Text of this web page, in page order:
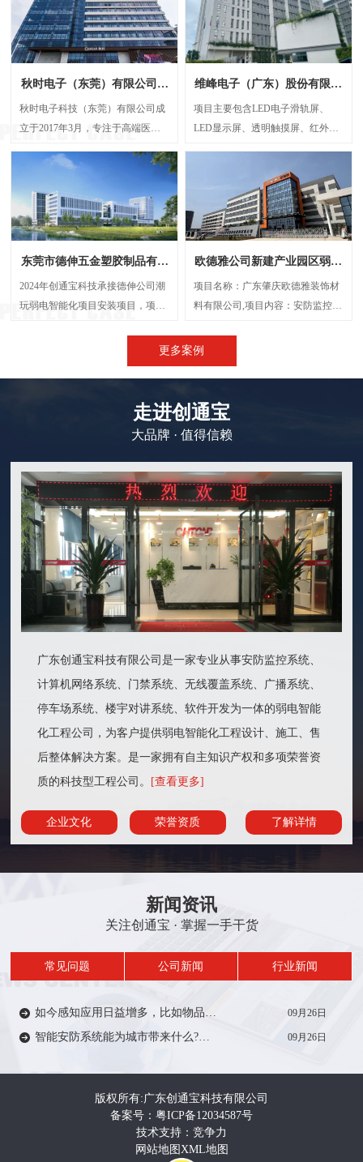
秋时电子（东莞）有限公司弱
电智能化项目案例
秋时电子科技（东莞）有限公司成
立于2017年3月，专注于高端医疗
范围包括生产、设计、研发、技术
备、光学设备、计量检验设备及零
配件、精密仪器设备及其零配件
电智能化承接方，主要负责建设
UPS后备电源系统、UPS动环监测
系统、楼层弱电井配电建设等等
维峰电子（广东）股份有限公
司弱电智能化项目案例
项目主要包含LED电子滑轨屏、
LED显示屏、透明触摸屏、红外触
琐、呈现单一等问题，将展厅的多
个显示屏打造成一个既可统一协作
又能独立展示的智能视觉网络。
东莞市德伸五金塑胶制品有限
2024年创通宝科技承接德伸公司潮
玩弱电智能化项目安装项目，项目
房建设、视频监控系统、信息网络
欧德雅公司新建产业园区弱电
项目名称：广东肇庆欧德雅装饰材
料有限公司,项目内容：安防监控系
禁系统、停车场系统，会议系统、
更多案例
走进创通宝
大品牌 · 值得信赖
广东创通宝科技有限公司是一家专业从事安防监控系统、
计算机网络系统、门禁系统、无线覆盖系统、广播系统、
停车场系统、楼宇对讲系统、软件开发为一体的弱电智能
化工程公司，为客户提供弱电智能化工程设计、施工、售
后整体解决方案。是一家拥有自主知识产权和多项荣誉资
质的科技型工程公司。
[查看更多]
企业文化 荣誉资质 了解详情
新闻资讯
关注创通宝 · 掌握一手干货
常见问题 公司新闻 行业新闻
09月26日
09月26日
版权所有:广东创通宝科技有限公司
备案号：粤ICP备12034587号
技术支持：竞争力
网站地图 XML地图